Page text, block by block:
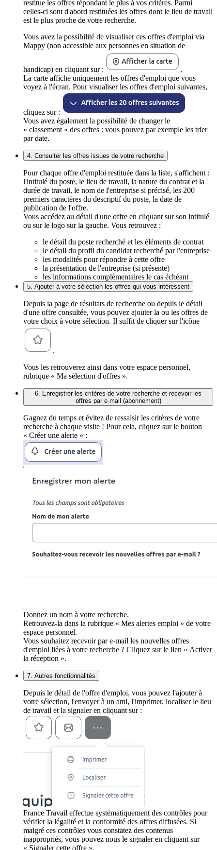
restitue les offres répondant le plus à vos critères. Parmi
celles-ci sont d'abord restituées les offres dont le lieu de travail
est le plus proche de votre recherche.
Vous avez la possibilité de visualiser ces offres d'emploi via
Mappy (non accessible aux personnes en situation de
handicap) en cliquant sur :
.
La carte affiche uniquement les offres d'emploi que vous
voyez à l'écran. Pour visualiser les offres d'emploi suivantes,
cliquez sur :
Vous avez également la possibilité de changer le
« classement » des offres : vous pouvez par exemple les trier
par date.
4. Consulter les offres issues de votre recherche
Pour chaque offre d'emploi restituée dans la liste, s'affichent :
l'intitulé du poste, le lieu de travail, la nature du contrat et la
durée de travail, le nom de l'entreprise si précisé, les 200
premiers caractères du descriptif du poste, la date de
publication de l'offre.
Vous accédez au détail d'une offre en cliquant sur son intitulé
ou sur le logo sur la gauche. Vous retrouvez :
le détail du poste recherché et les éléments de contrat
le détail du profil du candidat recherché par l'entreprise
les modalités pour répondre à cette offre
la présentation de l'entreprise (si présente)
les informations complémentaires le cas échéant
5. Ajouter à votre sélection les offres qui vous intéressent
Depuis la page de résultats de recherche ou depuis le détail
d'une offre consultée, vous pouvez ajouter la ou les offres de
votre choix à votre sélection. Il suffit de cliquer sur l'icône
.
Vous les retrouverez ainsi dans votre espace personnel,
rubrique « Ma sélection d'offres ».
6. Enregistrer les critères de votre recherche et recevoir les
offres par e-mail (abonnement)
Gagnez du temps et évitez de ressaisir les critères de votre
recherche à chaque visite ! Pour cela, cliquez sur le bouton
« Créer une alerte » :
Donnez un nom à votre recherche.
Retrouvez-la dans la rubrique « Mes alertes emploi » de votre
espace personnel.
Vous souhaitez recevoir par e-mail les nouvelles offres
d'emploi liées à votre recherche ? Cliquez sur le lien « Activer
la réception ».
7. Autres fonctionnalités
Depuis le détail de l'offre d'emploi, vous pouvez l'ajouter à
votre sélection, l'envoyer à un ami, l'imprimer, localiser le lieu
de travail et la signaler en cliquant sur :
France Travail effectue systématiquement des contrôles pour
vérifier la légalité et la conformité des offres diffusées. Si
malgré ces contrôles vous constatez des contenus
inappropriés, vous pouvez nous le signaler en cliquant sur
« Signaler cette offre ».